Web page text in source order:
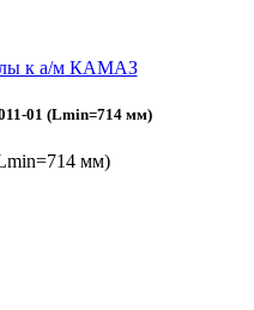
к а/м КАМАЗ
01 (Lmin=714 мм)
мм)